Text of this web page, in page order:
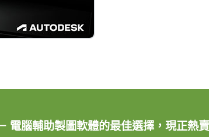
腦輔助製圖軟體的最佳選擇，現正熱賣